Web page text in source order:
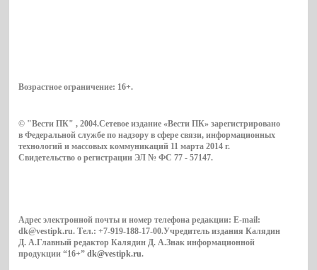
Возрастное ограничение: 16+.
© "Вести ПК" , 2004.Сетевое издание «Вести ПК» зарегистрировано
в Федеральной службе по надзору в сфере связи, информационных
технологий и массовых коммуникаций 11 марта 2014 г.
Свидетельство о регистрации ЭЛ № ФС 77 - 57147.
Адрес электронной почты и номер телефона редакции: E-mail:
dk@vestipk.ru. Тел.: +7-919-188-17-00.Учредитель издания Калядин
Д. А.Главный редактор Калядин Д. А.Знак информационной
продукции “16+”dk@vestipk.ru.